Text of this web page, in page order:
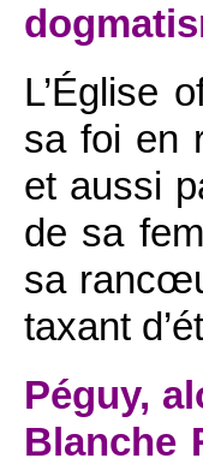
L’Église
sa foi en
et aussi
de sa
sa
taxant
Péguy,
Blanche